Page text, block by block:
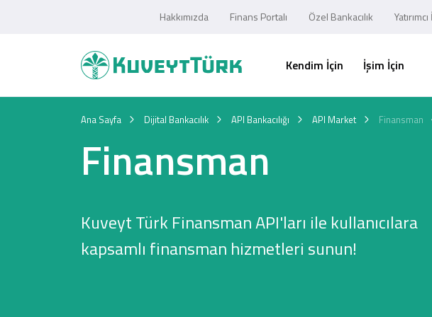
Hakkımızda Finans Portalı Özel Bankacılık
Kendim İçin İşim İçin
Ana Sayfa Dijital Bankacılık API Bankacılığı API Market Finansman
Finansman
Kuveyt Türk Finansman API'ları ile kullanıcılara
kapsamlı finansman hizmetleri sunun!